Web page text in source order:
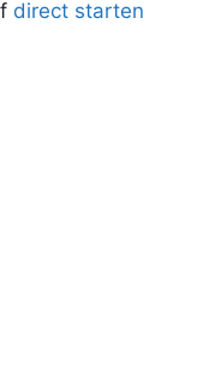
direct starten